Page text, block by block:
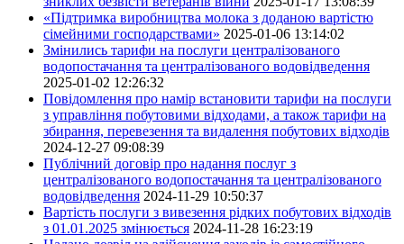
«Підтримка виробництва молока з доданою вартістю
сімейними господарствами» 2025-01-06 13:14:02
Змінились тарифи на послуги централізованого
водопостачання та централізованого водовідведення
2025-01-02 12:26:32
Повідомлення про намір встановити тарифи на послуги
з управління побутовими відходами, а також тарифи на
збирання, перевезення та видалення побутових відходів
2024-12-27 09:08:39
Публічний договір про надання послуг з
централізованого водопостачання та централізованого
водовідведення 2024-11-29 10:50:37
Вартість послуги з вивезення рідких побутових відходів
з 01.01.2025 змінюється 2024-11-28 16:23:19